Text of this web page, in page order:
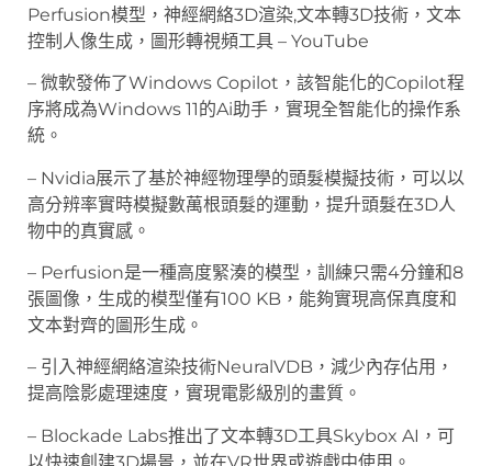
Perfusion模型，神經網絡3D渲染,文本轉3D技術，文本
控制人像生成，圖形轉視頻工具 – YouTube
– 微軟發佈了Windows Copilot，該智能化的Copilot程
序將成為Windows 11的Ai助手，實現全智能化的操作系
統。
– Nvidia展示了基於神經物理學的頭髮模擬技術，可以以
高分辨率實時模擬數萬根頭髮的運動，提升頭髮在3D人
物中的真實感。
– Perfusion是一種高度緊湊的模型，訓練只需4分鐘和8
張圖像，生成的模型僅有100 KB，能夠實現高保真度和
文本對齊的圖形生成。
– 引入神經網絡渲染技術NeuralVDB，減少內存佔用，
提高陰影處理速度，實現電影級別的畫質。
– Blockade Labs推出了文本轉3D工具Skybox AI，可